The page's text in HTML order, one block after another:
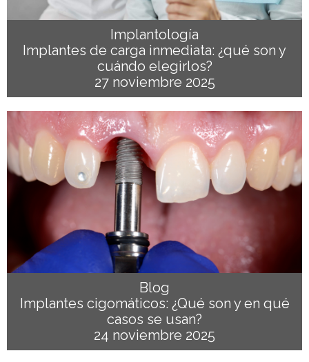
Implantología
Implantes de carga inmediata: ¿qué son y
cuándo elegirlos?
27 noviembre 2025
Blog
Implantes cigomáticos: ¿Qué son y en qué
casos se usan?
24 noviembre 2025